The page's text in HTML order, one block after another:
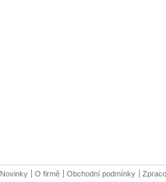
Novinky O firmě Obchodní podmínky